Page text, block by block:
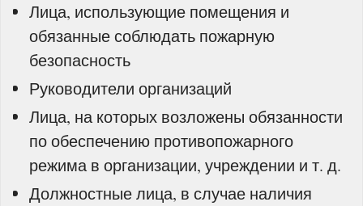
Лица, использующие помещения и
обязанные соблюдать пожарную
безопасность
Руководители организаций
Лица, на которых возложены обязанности
по обеспечению противопожарного
режима в организации, учреждении и т. д.
Должностные лица, в случае наличия